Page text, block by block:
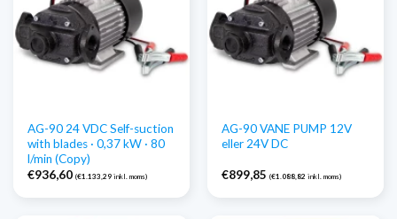
AG-90 24 VDC Self-suction
with blades · 0,37 kW · 80
l/min (Copy)
€936,60 (€1.133,29 inkl. moms)
AG-90 VANE PUMP 12V
eller 24V DC
€899,85 (€1.088,82 inkl. moms)